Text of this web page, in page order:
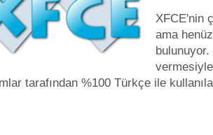
XFCE'nin
ama
tarafından %100 Türkçe ile